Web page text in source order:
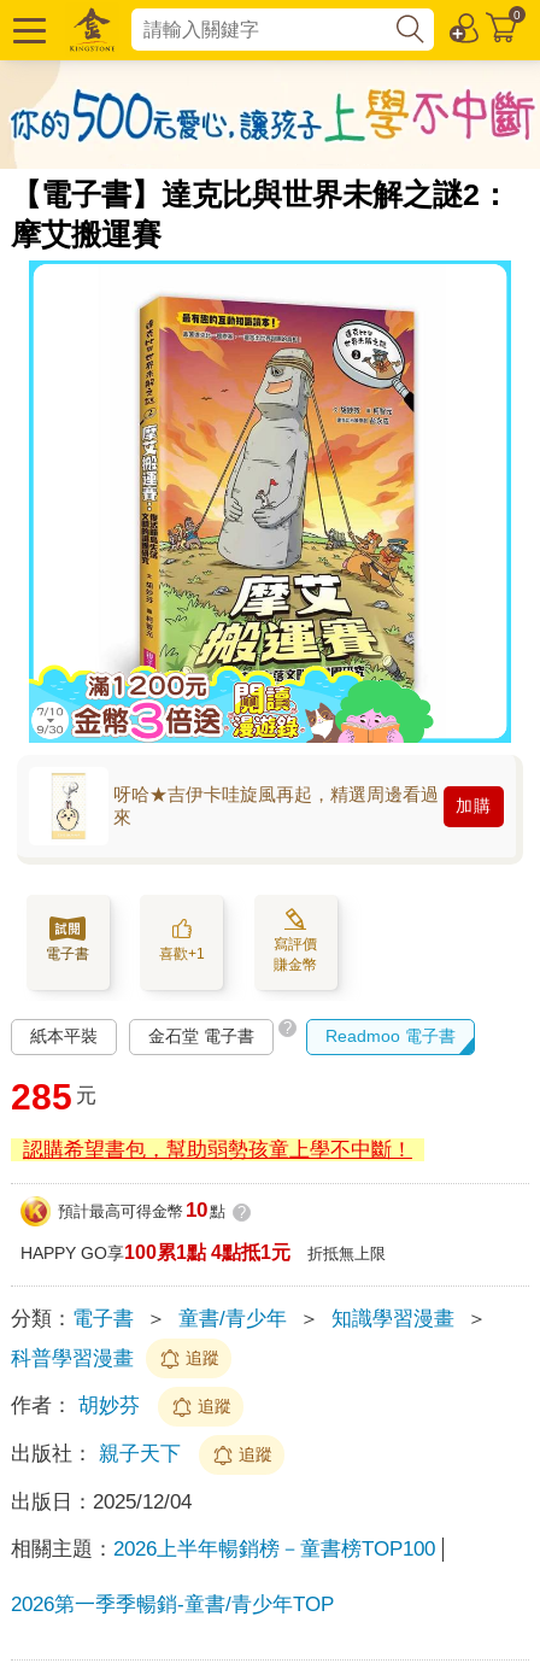
0
【電子書】達克比與世界未解之謎2：
摩艾搬運賽
呀哈★吉伊卡哇旋風再起，精選周邊看過
來
加購
電子書 喜歡+1
寫評價
賺金幣
紙本平裝 金石堂 電子書 ? Readmoo 電子書
285 元
認購希望書包，幫助弱勢孩童上學不中斷！
預計最高可得金幣 10點 ?
HAPPY GO享100累1點 4點抵1元 折抵無上限
分類： 電子書 ＞ 童書/青少年 ＞ 知識學習漫畫
＞
科普學習漫畫
追蹤
作者： 胡妙芬 追蹤
出版社： 親子天下 追蹤
出版日： 2025/12/04
相關主題： 2026上半年暢銷榜－童書榜TOP100
2026第一季季暢銷-童書/青少年TOP